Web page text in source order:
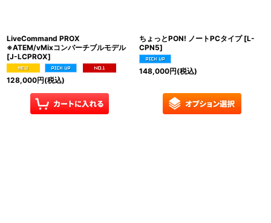
LiveCommand PROX
※ATEM/vMixコンバーチブルモデル
[J-LCPROX]
128,000円(税込)
ちょっとPON! ノートPCタイプ [L-
CPN5]
148,000円(税込)